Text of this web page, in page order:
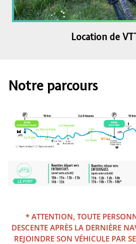
Location de
Notre parcours
* ATTENTION, TOUTE
DESCENTE APRÈS LA DERNIÈRE
REJOINDRE SON VÉHICULE PAR